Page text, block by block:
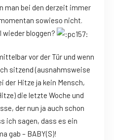
man bei den derzeit immer
sowieso nicht.
wieder bloggen?
vor der Tür und wenn
sitzend (ausnahmsweise
der Hitze ja kein Mensch,
die letzte Woche und
der nun ja auch schon
ich sagen, dass es ein
gab – BABY(S)!